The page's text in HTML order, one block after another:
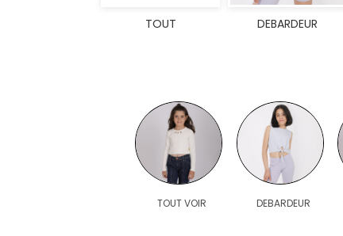
TOUT DEBARDEUR
TOUT VOIR DEBARDEUR